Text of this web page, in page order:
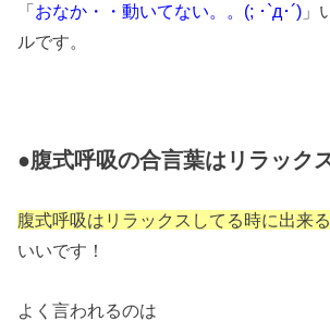
「おなか・・動いてない。。(; ･`д･´) 」
ルです。
●腹式呼吸の合言葉はリラック
腹式呼吸はリラックスしてる時に出来る
いいです！
よく言われるのは